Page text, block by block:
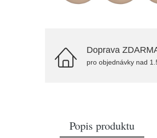
Doprava
pro objednávky nad
Popis produktu